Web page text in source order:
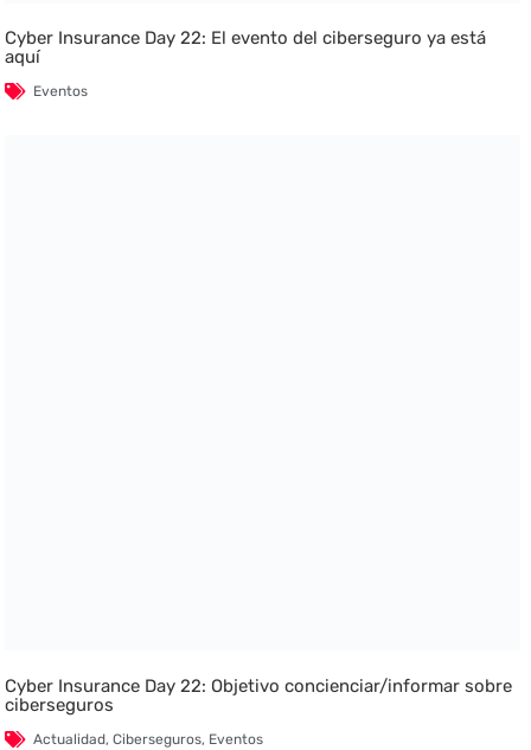
Cyber Insurance Day 22: El evento del ciberseguro ya está
aquí
Eventos
Cyber Insurance Day 22: Objetivo concienciar/informar sobre
ciberseguros
Actualidad,Ciberseguros, Eventos